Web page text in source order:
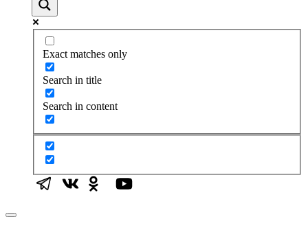
Exact matches only
Search in title
Search in content